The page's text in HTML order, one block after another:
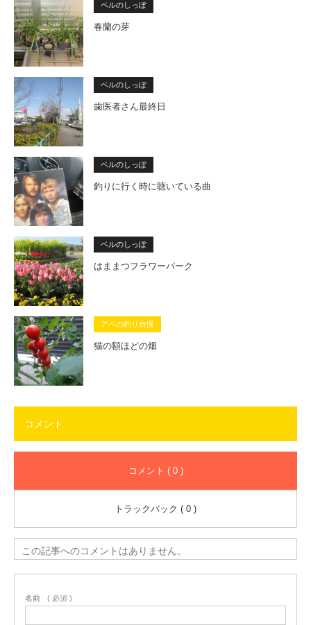
ベルのしっぽ
春蘭の芽
ベルのしっぽ
歯医者さん最終日
ベルのしっぽ
釣りに行く時に聴いている曲
ベルのしっぽ
はままつフラワーパーク
アベの釣り自慢
猫の額ほどの畑
コメント
コメント ( 0 )
トラックバック ( 0 )
この記事へのコメントはありません。
名前 ( 必須 )